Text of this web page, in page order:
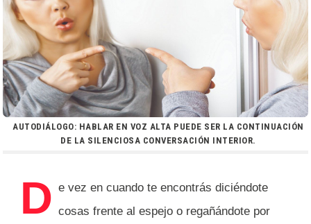
AUTODIÁLOGO: HABLAR EN VOZ ALTA PUEDE SER LA CONTINUACIÓN
DE LA SILENCIOSA CONVERSACIÓN INTERIOR.
D e vez en cuando te encontrás diciéndote
cosas frente al espejo o regañándote por